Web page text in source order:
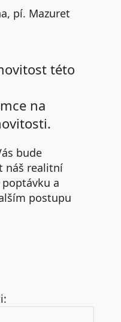
pí. Mazuret
této
na
bude
náš realitní
a
postupu